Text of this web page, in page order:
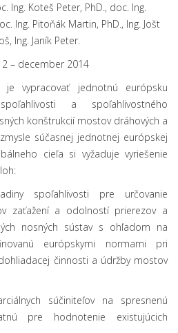
Ing. Koteš Peter, PhD., doc. Ing.
Ing. Pitoňák Martin, PhD., Ing. Jošt
Ing. Janík Peter.
2012 – december 2014
je vypracovať jednotnú európsku
a spoľahlivostného
konštrukcií mostov dráhových a
súčasnej jednotnej európskej
cieľa si vyžaduje vyriešenie
spoľahlivosti pre určovanie
zaťažení a odolností prierezov a
nosných sústav s ohľadom na
európskymi normami pri
činnosti a údržby mostov
súčiniteľov na spresnenú
pre hodnotenie existujúcich